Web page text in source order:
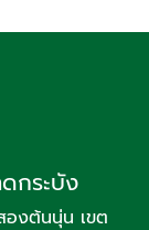
กระบัง
องต้นนุ่น เขต